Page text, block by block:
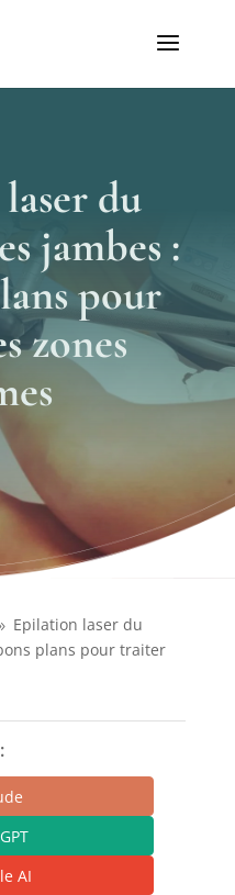
du
jambes :
pour
zones
Epilation laser du
plans pour traiter
AI